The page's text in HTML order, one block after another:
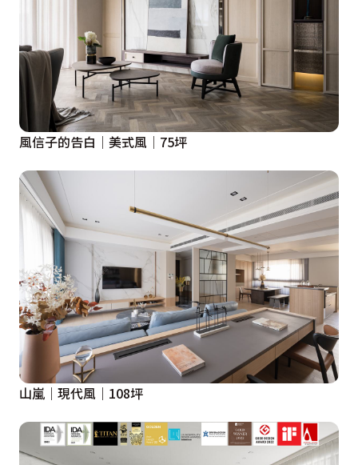
風信子的告白│美式風│75坪
山嵐｜現代風｜108坪